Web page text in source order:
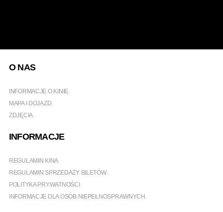
O NAS
INFORMACJE O KINIE
MAPA I DOJAZD
ZDJĘCIA
INFORMACJE
REGULAMIN KINA
REGULAMIN SPRZEDAŻY BILETÓW
POLITYKA PRYWATNOŚCI
INFORMACJE DLA OSÓB NIEPEŁNOSPRAWNYCH